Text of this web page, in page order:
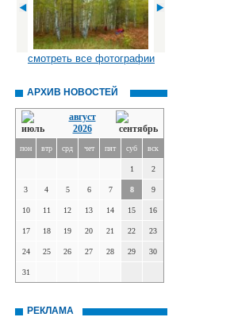
смотреть все фотографии
АРХИВ НОВОСТЕЙ
август
2026
пон втр срд чет пят суб вск
1 2
3 4 5 6 7 8 9
10 11 12 13 14 15 16
17 18 19 20 21 22 23
24 25 26 27 28 29 30
31
РЕКЛАМА